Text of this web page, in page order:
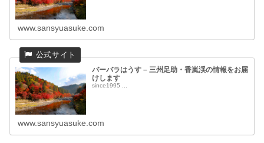
www.sansyuasuke.com
バーバラはうす – 三州足助・香嵐渓の情報をお届
けします
since1995 ...
www.sansyuasuke.com